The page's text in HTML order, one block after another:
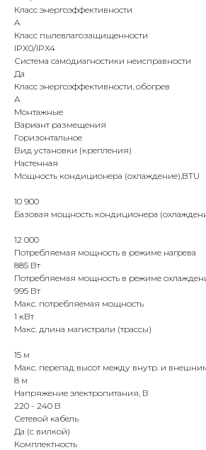
Класс энергоэффективности
A
Класс пылевлагозащищенности
IPX0/IPX4
Система самодиагностики неисправности
Да
Класс энергоэффективности, обогрев
A
Монтажные
Вариант размещения
Горизонтальное
Вид установки (крепления)
Настенная
Мощность кондиционера (охлаждение),BTU
10 900
Базовая мощность кондиционера
12 000
Потребляемая мощность в режиме нагрева
885 Вт
Потребляемая мощность в режиме
995 Вт
Макс. потребляемая мощность
1 кВт
Макс. длина магистрали (трассы)
15 м
Макс. перепад высот между внутр. и
8 м
Напряжение электропитания, В
220 - 240 В
Сетевой кабель
Да (с вилкой)
Комплектность
Г.Москва Волоколамское шоссе,
Пн-вс с 9:00 до 18:00
Телефон
8 495 233-79-79
Почта
iceicemarket@yandex.ru
8 985 233-79-79
КОНТАКТЫ